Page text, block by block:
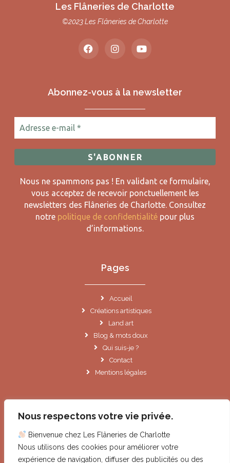
Nous respectons votre vie privée.
Bienvenue chez Les Flâneries de Charlotte
Nous utilisons des cookies pour améliorer votre
expérience de navigation, diffuser des publicités ou des
Les Flâneries de Charlotte
©2023 Les Flâneries de Charlotte
Abonnez-vous à la newsletter
Nous ne spammons pas ! En validant ce formulaire,
vous acceptez de recevoir ponctuellement les
newsletters des Flâneries de Charlotte. Consultez
notre politique de confidentialité pour plus
d’informations.
Pages
Accueil
Créations artistiques
Land art
Blog & mots doux
Qui suis-je ?
Contact
Mentions légales
Informations
contact@lesflaneriesdecharlotte.fr